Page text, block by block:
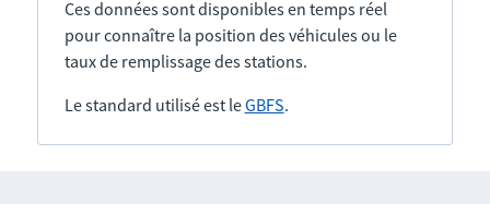
Ces données sont disponibles en temps réel
pour connaître la position des véhicules ou le
taux de remplissage des stations.
Le standard utilisé est leGBFS.